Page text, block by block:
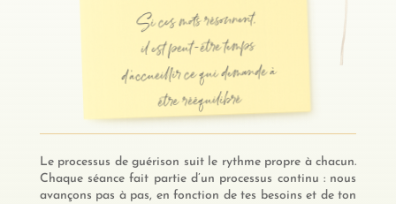
Si ces mots résonnent,
il est peut-être temps
d’accueillir ce qui demande à
être rééquilibré
Le processus de guérison suit le rythme propre à chacun.
Chaque séance fait partie d’un processus continu : nous
avançons pas à pas, en fonction de tes besoins et de ton